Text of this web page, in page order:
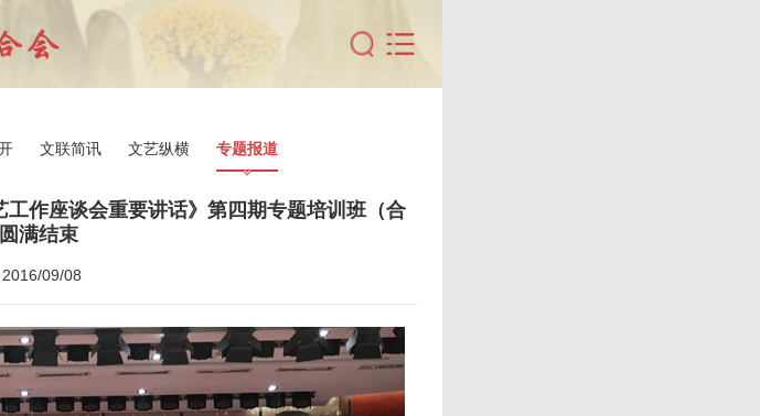
文联简讯 文艺纵横 专题报道
作座谈会重要讲话》第四期专题培训班（合
满结束
09/08